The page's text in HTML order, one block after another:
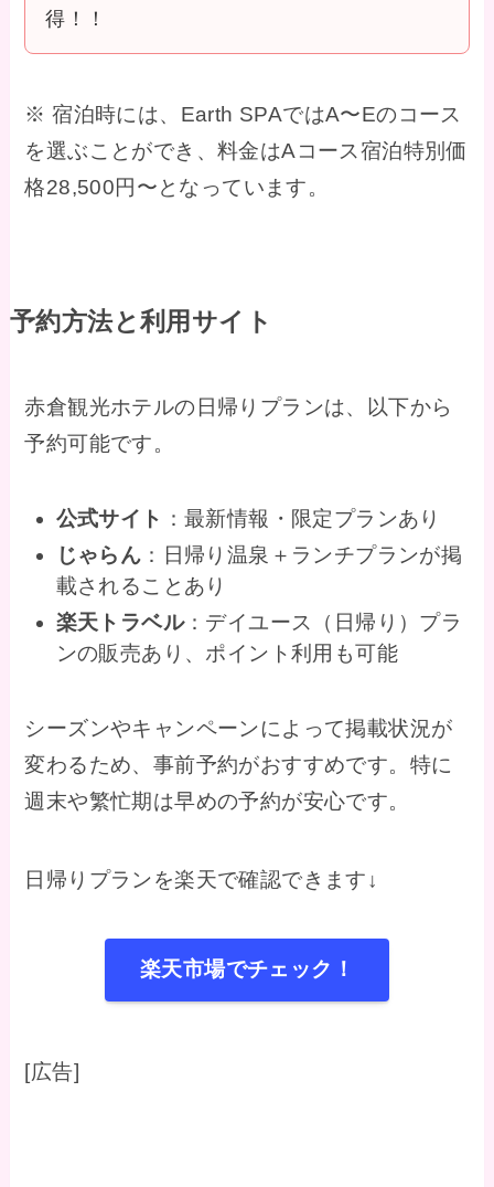
得！！
※ 宿泊時には、Earth SPAではA〜Eのコース
を選ぶことができ、料金はAコース宿泊特別価
格28,500円〜となっています。
予約方法と利用サイト
赤倉観光ホテルの日帰りプランは、以下から
予約可能です。
公式サイト ：最新情報・限定プランあり
じゃらん ：日帰り温泉＋ランチプランが掲
載されることあり
楽天トラベル：デイユース（日帰り）プラ
ンの販売あり、ポイント利用も可能
シーズンやキャンペーンによって掲載状況が
変わるため、事前予約がおすすめです。特に
週末や繁忙期は早めの予約が安心です。
日帰りプランを楽天で確認できます↓
楽天市場でチェック！
[広告]